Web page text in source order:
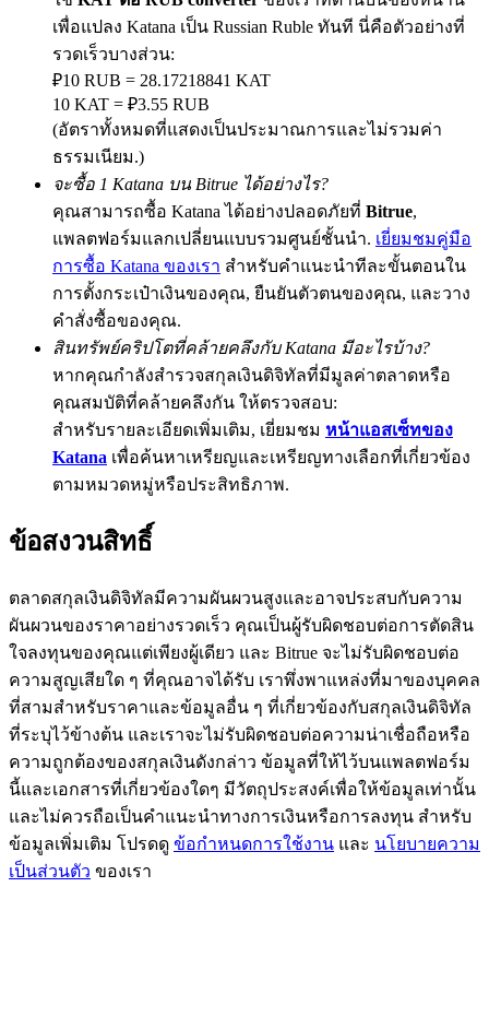
Precious Metals Trading Carnival
Trade Gold & Silver · 33,333 USDT Bonus
USDT New User Exclusive 10% APR
USDT Flexible Staking | Daily Rewards
New Listing Futures Fest
Trade New Futures, Win 200,000 USDT
Crypto World Cup 2026: Grand Finale
77,777+3k Rewards
กิจกรรมเพิ่มเติม
รับรางวัลและสิทธิพิเศษสุดพิเศษ
ศูนย์รางวัล
เข้าสู่ระบบ
เพื่อแปลง Katana เป็น Russian Ruble ทันที นี่คือตัวอย่างที่
รวดเร็วบางส่วน:
₽10 RUB = 28.17218841 KAT
10 KAT = ₽3.55 RUB
(อัตราทั้งหมดที่แสดงเป็นประมาณการและไม่รวมค่า
ธรรมเนียม.)
จะซื้อ 1 Katana บน Bitrue ได้อย่างไร?
คุณสามารถซื้อ Katana ได้อย่างปลอดภัยที่ Bitrue,
แพลตฟอร์มแลกเปลี่ยนแบบรวมศูนย์ชั้นนำ. เยี่ยมชมคู่มือ
การซื้อ Katana ของเรา สำหรับคำแนะนำทีละขั้นตอนใน
การตั้งกระเป๋าเงินของคุณ, ยืนยันตัวตนของคุณ, และวาง
คำสั่งซื้อของคุณ.
สินทรัพย์คริปโตที่คล้ายคลึงกับ Katana มีอะไรบ้าง?
หากคุณกำลังสำรวจสกุลเงินดิจิทัลที่มีมูลค่าตลาดหรือ
คุณสมบัติที่คล้ายคลึงกัน ให้ตรวจสอบ:
สำหรับรายละเอียดเพิ่มเติม, เยี่ยมชม หน้าแอสเซ็ทของ
Katana เพื่อค้นหาเหรียญและเหรียญทางเลือกที่เกี่ยวข้อง
ตามหมวดหมู่หรือประสิทธิภาพ.
ข้อสงวนสิทธิ์
ตลาดสกุลเงินดิจิทัลมีความผันผวนสูงและอาจประสบกับความ
ผันผวนของราคาอย่างรวดเร็ว คุณเป็นผู้รับผิดชอบต่อการตัดสิน
ใจลงทุนของคุณแต่เพียงผู้เดียว และ Bitrue จะไม่รับผิดชอบต่อ
ความสูญเสียใด ๆ ที่คุณอาจได้รับ เราพึ่งพาแหล่งที่มาของบุคคล
ที่สามสำหรับราคาและข้อมูลอื่น ๆ ที่เกี่ยวข้องกับสกุลเงินดิจิทัล
ที่ระบุไว้ข้างต้น และเราจะไม่รับผิดชอบต่อความน่าเชื่อถือหรือ
ความถูกต้องของสกุลเงินดังกล่าว ข้อมูลที่ให้ไว้บนแพลตฟอร์ม
นี้และเอกสารที่เกี่ยวข้องใดๆ มีวัตถุประสงค์เพื่อให้ข้อมูลเท่านั้น
และไม่ควรถือเป็นคำแนะนำทางการเงินหรือการลงทุน สำหรับ
ข้อมูลเพิ่มเติม โปรดดู ข้อกำหนดการใช้งาน และ นโยบายความ
เป็นส่วนตัว ของเรา